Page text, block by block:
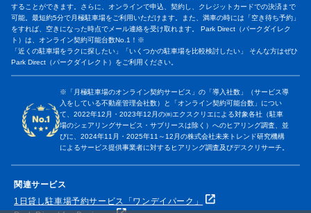
することができます。さらに、オンラインで申込、契約し、クレジットカードでの決済まで
可能。最短約5分で月極駐車場をご利用いただけます。また、満車の時には「空き待ち予約」
をすれば、空きになった時点でメール連絡を受け取れます。 Park Direct（パークダイレク
ト）は、オンライン契約可能台数No.1！※
「近くの駐車場をラクに探したい」「いくつかの駐車場を比較検討したい」 そんな方はぜひ
Park Direct（パークダイレクト）をご利用ください。
※「月極駐車場のオンライン契約サービス」の「導入社数」（サービス導
入をしている不動産管理会社数）と「オンライン契約可能台数」につい
て、2022年12月・2023年12月の㈱エクスクリエによる対象各社（駐車
場のシェアリングサービス・サブリースは除く）へのヒアリング調査、並
びに、2024年11月・2025年11～12月の株式会社未来トレンド研究機構
によるサービス提供事業者に対するヒアリング調査及びデスクリサーチ。
関連サービス
1日貸し駐車場予約サービス「ワンデイパーク」